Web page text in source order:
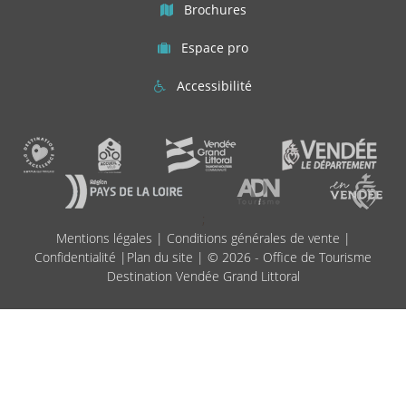
Brochures
Espace pro
Accessibilité
Mentions légales | Conditions générales de vente |
Confidentialité | Plan du site | © 2026 - Office de Tourisme
Destination Vendée Grand Littoral